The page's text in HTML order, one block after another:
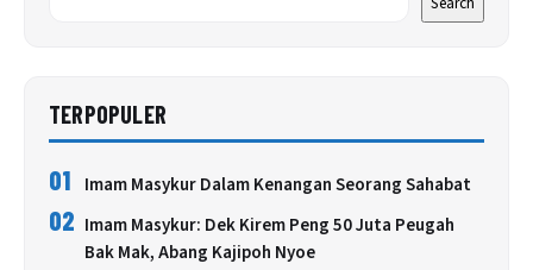
TERPOPULER
01 Imam Masykur Dalam Kenangan Seorang Sahabat
02 Imam Masykur: Dek Kirem Peng 50 Juta Peugah
Bak Mak, Abang Kajipoh Nyoe